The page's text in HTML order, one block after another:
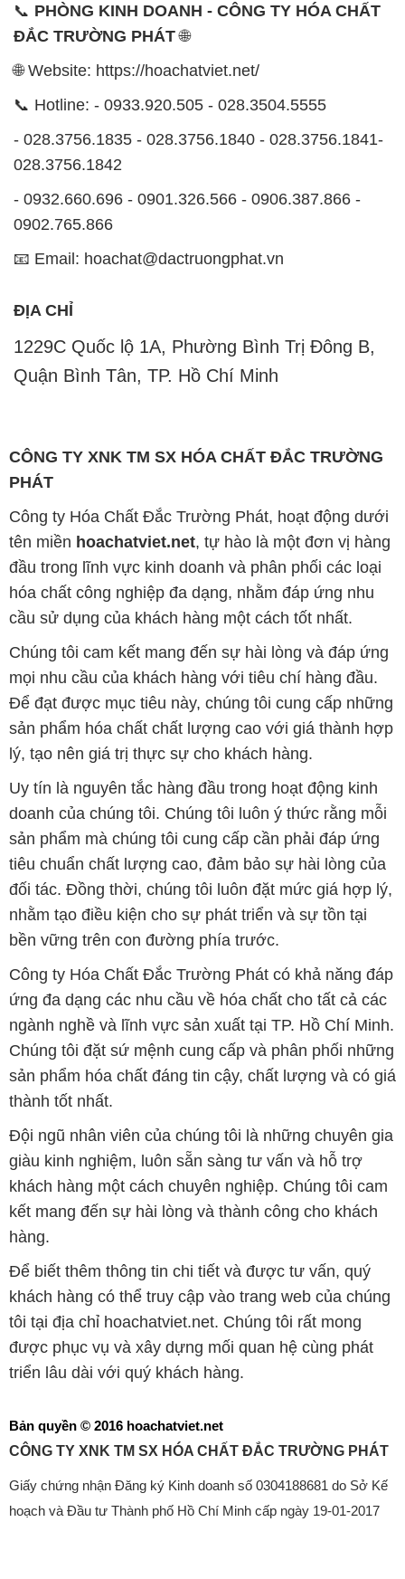
📞 PHÒNG KINH DOANH - CÔNG TY HÓA CHẤT
ĐẮC TRƯỜNG PHÁT🌐
🌐 Website: https://hoachatviet.net/
📞 Hotline: - 0933.920.505 - 028.3504.5555
- 028.3756.1835 - 028.3756.1840 - 028.3756.1841-
028.3756.1842
- 0932.660.696 - 0901.326.566 - 0906.387.866 -
0902.765.866
📧 Email: hoachat@dactruongphat.vn
ĐỊA CHỈ
1229C Quốc lộ 1A, Phường Bình Trị Đông B,
Quận Bình Tân, TP. Hồ Chí Minh
CÔNG TY XNK TM SX HÓA CHẤT ĐẮC TRƯỜNG
PHÁT
Công ty Hóa Chất Đắc Trường Phát, hoạt động dưới
tên miền hoachatviet.net, tự hào là một đơn vị hàng
đầu trong lĩnh vực kinh doanh và phân phối các loại
hóa chất công nghiệp đa dạng, nhằm đáp ứng nhu
cầu sử dụng của khách hàng một cách tốt nhất.
Chúng tôi cam kết mang đến sự hài lòng và đáp ứng
mọi nhu cầu của khách hàng với tiêu chí hàng đầu.
Để đạt được mục tiêu này, chúng tôi cung cấp những
sản phẩm hóa chất chất lượng cao với giá thành hợp
lý, tạo nên giá trị thực sự cho khách hàng.
Uy tín là nguyên tắc hàng đầu trong hoạt động kinh
doanh của chúng tôi. Chúng tôi luôn ý thức rằng mỗi
sản phẩm mà chúng tôi cung cấp cần phải đáp ứng
tiêu chuẩn chất lượng cao, đảm bảo sự hài lòng của
đối tác. Đồng thời, chúng tôi luôn đặt mức giá hợp lý,
nhằm tạo điều kiện cho sự phát triển và sự tồn tại
bền vững trên con đường phía trước.
Công ty Hóa Chất Đắc Trường Phát có khả năng đáp
ứng đa dạng các nhu cầu về hóa chất cho tất cả các
ngành nghề và lĩnh vực sản xuất tại TP. Hồ Chí Minh.
Chúng tôi đặt sứ mệnh cung cấp và phân phối những
sản phẩm hóa chất đáng tin cậy, chất lượng và có giá
thành tốt nhất.
Đội ngũ nhân viên của chúng tôi là những chuyên gia
giàu kinh nghiệm, luôn sẵn sàng tư vấn và hỗ trợ
khách hàng một cách chuyên nghiệp. Chúng tôi cam
kết mang đến sự hài lòng và thành công cho khách
hàng.
Để biết thêm thông tin chi tiết và được tư vấn, quý
khách hàng có thể truy cập vào trang web của chúng
tôi tại địa chỉ hoachatviet.net. Chúng tôi rất mong
được phục vụ và xây dựng mối quan hệ cùng phát
triển lâu dài với quý khách hàng.
Bản quyền © 2016 hoachatviet.net
CÔNG TY XNK TM SX HÓA CHẤT ĐẮC TRƯỜNG PHÁT
Giấy chứng nhận Đăng ký Kinh doanh số 0304188681 do Sở Kế
hoạch và Đầu tư Thành phố Hồ Chí Minh cấp ngày 19-01-2017